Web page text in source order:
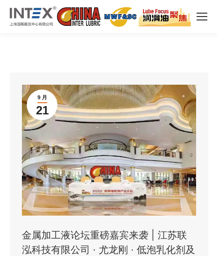
9 月
21
金属加工液论坛重磅嘉宾来袭 | 江苏联
泓科技有限公司 · 尤龙刚 · 低泡乳化剂及